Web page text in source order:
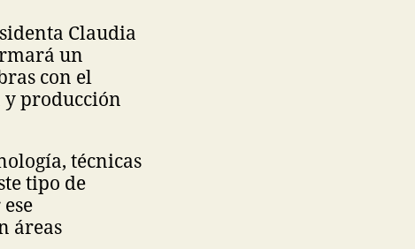
Claudia
un
con el
y producción
técnicas
tipo de
áreas